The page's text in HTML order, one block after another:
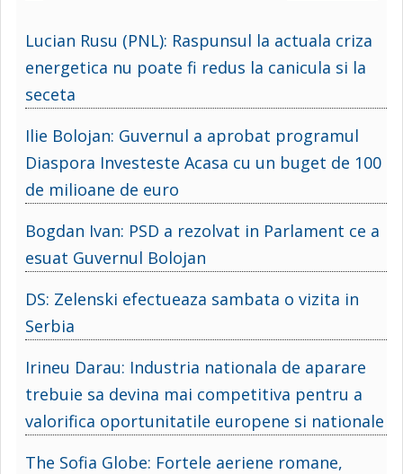
Lucian Rusu (PNL): Raspunsul la actuala criza
energetica nu poate fi redus la canicula si la
seceta
Ilie Bolojan: Guvernul a aprobat programul
Diaspora Investeste Acasa cu un buget de 100
de milioane de euro
Bogdan Ivan: PSD a rezolvat in Parlament ce a
esuat Guvernul Bolojan
DS: Zelenski efectueaza sambata o vizita in
Serbia
Irineu Darau: Industria nationala de aparare
trebuie sa devina mai competitiva pentru a
valorifica oportunitatile europene si nationale
The Sofia Globe: Fortele aeriene romane,